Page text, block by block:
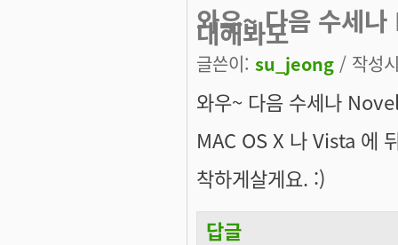
와우~ 다음 수세
대해봐도
글쓴이: su_jeong / 작성
와우~ 다음 수세나
MAC OS X 나 Vista 에
착하게살게요. :)
답글